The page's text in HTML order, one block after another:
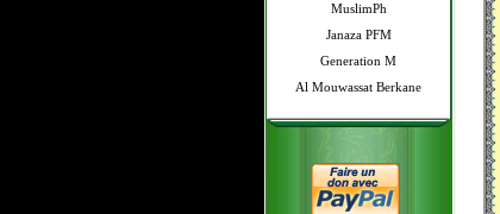
MuslimPh
Janaza PFM
Generation M
Al Mouwassat Berkane